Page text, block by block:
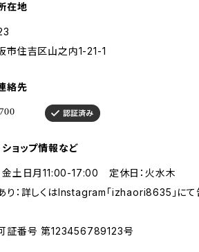
在地
市住吉区山之内1-21-1
絡先
ショップ情報など
金土日月11:00-17:00 定休日：火水木
り：詳しくはInstagram「izhaori8635」に
証番号 第123456789123号